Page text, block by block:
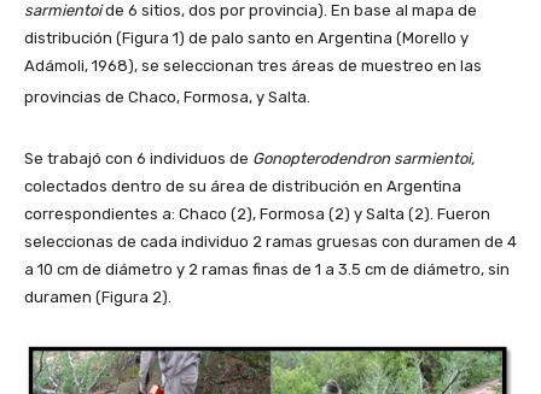
sarmientoide 6 sitios, dos por provincia). En base al mapa de
distribución (Figura 1) de palo santo en Argentina (Morello y
Adámoli, 1968), se seleccionan tres áreas de muestreo en las
provincias de Chaco, Formosa, y Salta.
Se trabajó con 6 individuos de Gonopterodendron sarmientoi,
colectados dentro de su área de distribución en Argentina
correspondientes a: Chaco (2), Formosa (2) y Salta (2). Fueron
seleccionas de cada individuo 2 ramas gruesas con duramen de 4
a 10 cm de diámetro y 2 ramas finas de 1 a 3.5 cm de diámetro, sin
duramen (Figura 2).